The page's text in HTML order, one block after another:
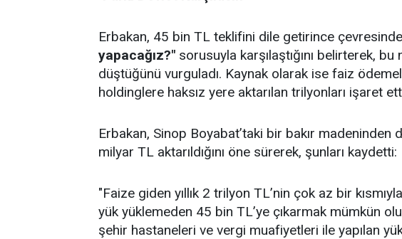
Erbakan, 45 bin TL teklifini dile getirince
yapacağız?" sorusuyla karşılaştığını belirterek,
düştüğünü vurguladı. Kaynak olarak ise faiz
holdinglere haksız yere aktarılan trilyonları işaret
Erbakan, Sinop Boyabat’taki bir bakır
milyar TL aktarıldığını öne sürerek, şunları kaydetti:
"Faize giden yıllık 2 trilyon TL’nin çok az bir
yük yüklemeden 45 bin TL’ye çıkarmak mümkün
şehir hastaneleri ve vergi muafiyetleri ile yapılan